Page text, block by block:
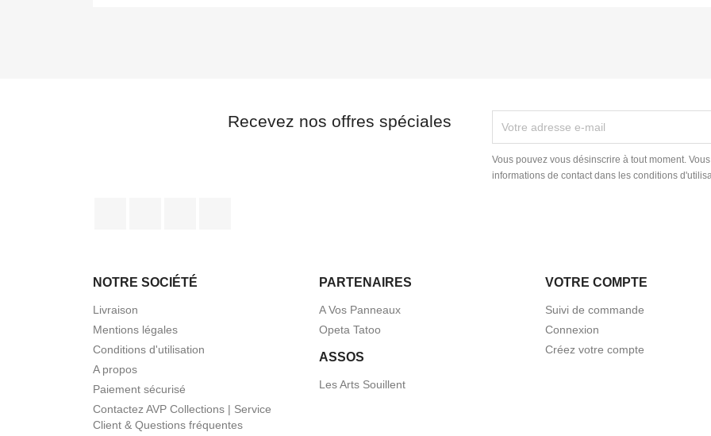
Recevez nos offres spéciales
Vous pouvez vous désinscrire à tout moment.
informations de contact dans les conditions
NOTRE SOCIÉTÉ
Livraison
Mentions légales
Conditions d'utilisation
A propos
Paiement sécurisé
Contactez AVP Collections | Service
Client & Questions fréquentes
PARTENAIRES
A Vos Panneaux
Opeta Tatoo
ASSOS
Les Arts Souillent
VOTRE COMPTE
Suivi de commande
Connexion
Créez votre compte